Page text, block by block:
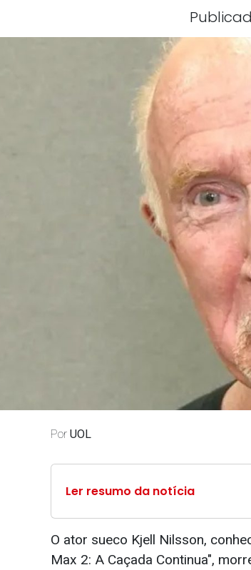
Por UOL
Ler resumo da notícia
O ator sueco Kjell Nilsson,
Max 2: A Caçada Continua",